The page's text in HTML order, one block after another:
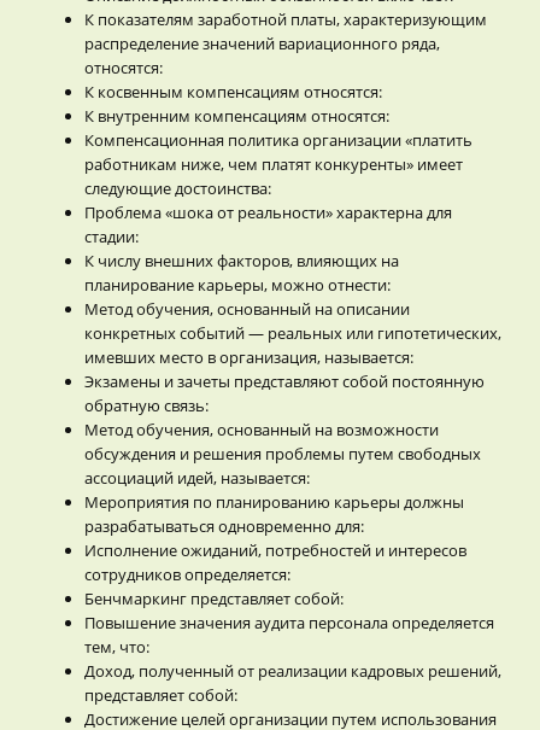
К показателям заработной платы, характеризующим
распределение значений вариационного ряда,
относятся:
К косвенным компенсациям относятся:
К внутренним компенсациям относятся:
Компенсационная политика организации «платить
работникам ниже, чем платят конкуренты» имеет
следующие достоинства:
Проблема «шока от реальности» характерна для
стадии:
К числу внешних факторов, влияющих на
планирование карьеры, можно отнести:
Метод обучения, основанный на описании
конкретных событий — реальных или гипотетических,
имевших место в организация, называется:
Экзамены и зачеты представляют собой постоянную
обратную связь:
Метод обучения, основанный на возможности
обсуждения и решения проблемы путем свободных
ассоциаций идей, называется:
Мероприятия по планированию карьеры должны
разрабатываться одновременно для:
Исполнение ожиданий, потребностей и интересов
сотрудников определяется:
Бенчмаркинг представляет собой:
Повышение значения аудита персонала определяется
тем, что:
Доход, полученный от реализации кадровых решений,
представляет собой:
Достижение целей организации путем использования